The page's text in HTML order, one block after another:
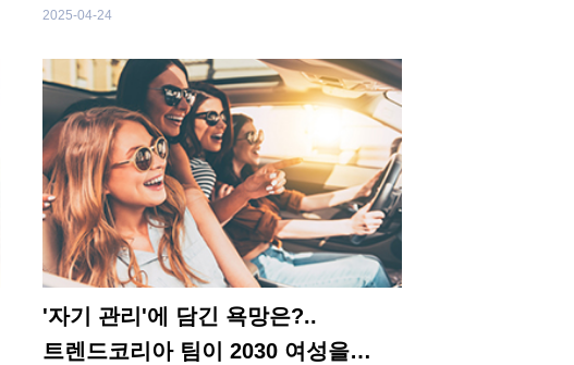
성장한 비결은?
2025-04-24
'자기 관리'에 담긴 욕망은?..
트렌드코리아 팀이 2030 여성을